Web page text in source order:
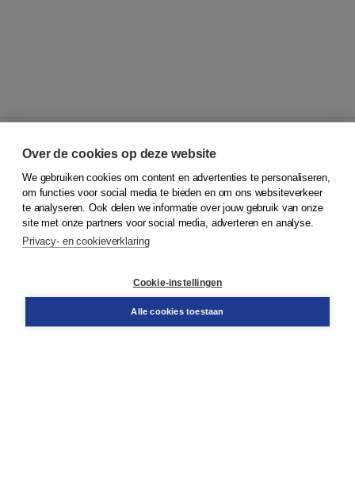
© 2026Koninklijke Boom uitgevers
Klantenservice
Service & informatie
Contact
Over de cookies op deze website
We gebruiken cookies om content en advertenties te personaliseren,
om functies voor social media te bieden en om ons websiteverkeer
te analyseren. Ook delen we informatie over jouw gebruik van onze
site met onze partners voor social media, adverteren en analyse.
Privacy- en cookieverklaring
Cookie-instellingen
Alle cookies toestaan